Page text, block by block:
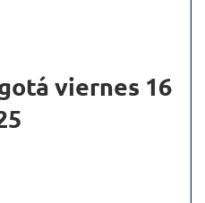
viernes 16